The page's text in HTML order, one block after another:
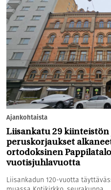
Ajankohtaista
Liisankatu 29
peruskorjaukset
ortodoksinen
vuotisjuhlavuotta
Liisankadun 120-vuotta